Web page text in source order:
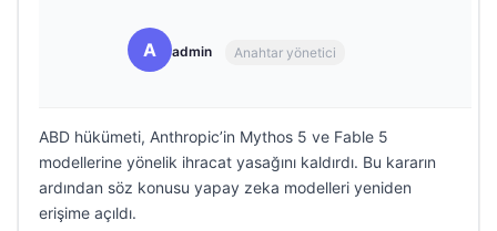
A admin Anahtar yönetici
ABD hükümeti, Anthropic’in Mythos 5 ve Fable 5
modellerine yönelik ihracat yasağını kaldırdı. Bu kararın
ardından söz konusu yapay zeka modelleri yeniden
erişime açıldı.